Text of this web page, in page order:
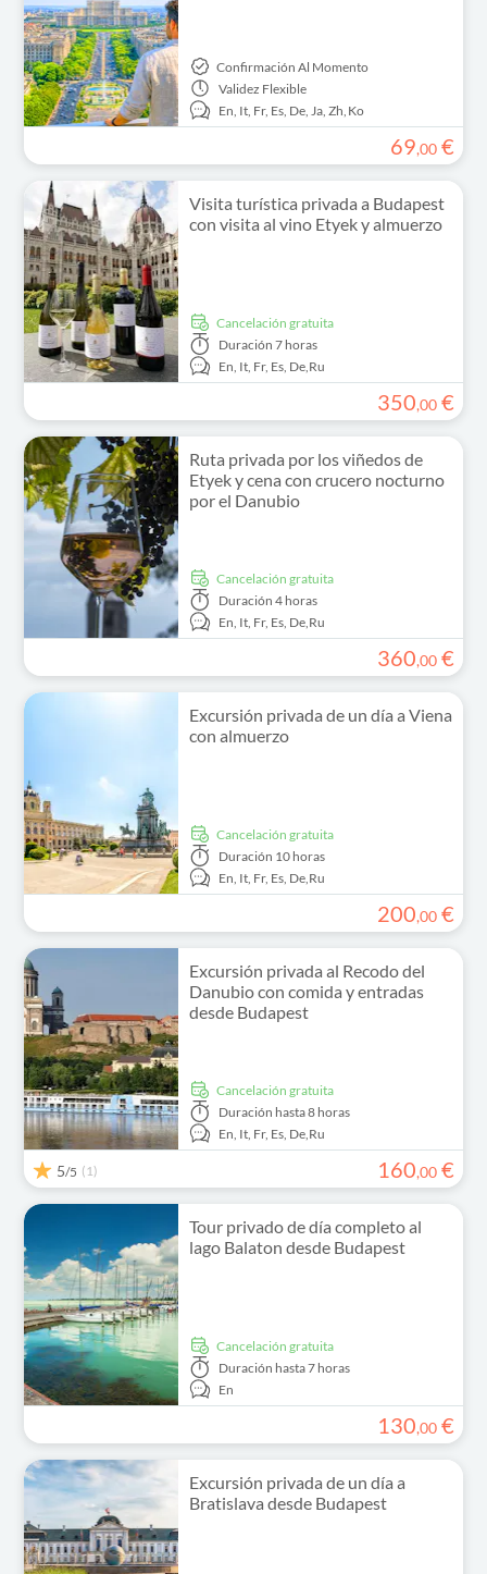
Confirmación Al Momento
Validez Flexible
En, It, Fr, Es, De, Ja, Zh, Ko
69,00 €
Visita turística privada a Budapest
con visita al vino Etyek y almuerzo
cancelación gratuita
Duración 7 horas
En, It, Fr, Es, De,Ru
350,00 €
Ruta privada por los viñedos de
Etyek y cena con crucero nocturno
por el Danubio
cancelación gratuita
Duración 4 horas
En, It, Fr, Es, De,Ru
360,00 €
Excursión privada de un día a Viena
con almuerzo
cancelación gratuita
Duración 10 horas
En, It, Fr, Es, De,Ru
200,00 €
Excursión privada al Recodo del
Danubio con comida y entradas
desde Budapest
cancelación gratuita
Duración hasta 8 horas
En, It, Fr, Es, De,Ru
5/5 (1) 160,00 €
Tour privado de día completo al
lago Balaton desde Budapest
cancelación gratuita
Duración hasta 7 horas
En
130,00 €
Excursión privada de un día a
Bratislava desde Budapest